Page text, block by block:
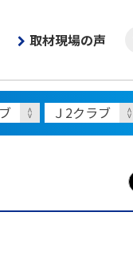
取材現場の声